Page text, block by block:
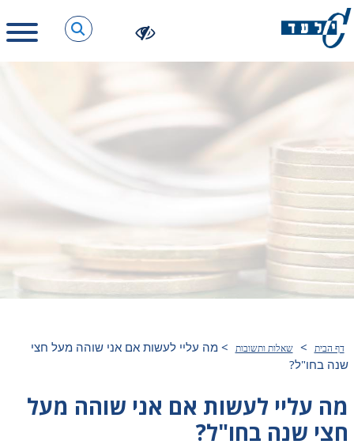
דף הבית > שאלות ותשובות >מה עליי לעשות אם אני שוהה מעל חצי
שנה בחו"ל?
מה עליי לעשות אם אני שוהה מעל
חצי שנה בחו"ל?